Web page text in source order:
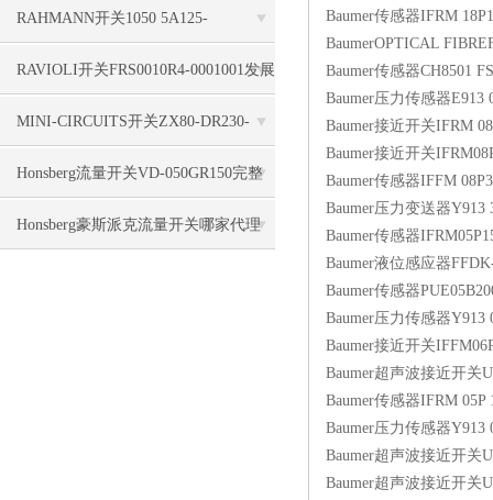
RAHMANN开关1050 5A125-
250VAC110HP简单实用
RAVIOLI开关FRS0010R4-0001001发展
和更新
MINI-CIRCUITS开关ZX80-DR230-
S+技术系列
Honsberg流量开关VD-050GR150完整
参数说明
Honsberg豪斯派克流量开关哪家代理
Baumer传感器IFRM
BaumerOPTICAL
Baumer传感器CH8501
Baumer压力传感器E913
Baumer接近开关IFRM
Baumer接近开关
Baumer传感器IFFM
Baumer压力变送器Y913
Baumer传感器
Baumer液位感应器
Baumer传感器
Baumer压力传感器Y913
Baumer接近开关
Baumer超声波接近开关
Baumer传感器IFRM 05P
Baumer压力传感器Y913
Baumer超声波接近开关
Baumer超声波接近开关